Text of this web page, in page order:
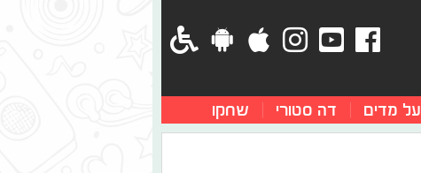
על מדים דה סטורי שחקו